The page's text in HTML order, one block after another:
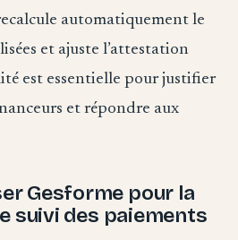
automatiquement le
et ajuste l’attestation
est essentielle pour justifier
et répondre aux
Gesforme pour la
suivi des paiements